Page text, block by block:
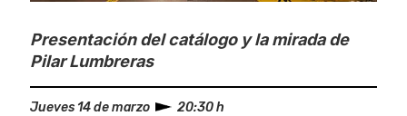
Presentación del catálogo y la mirada de
Pilar Lumbreras
Jueves 14 de marzo
20:30 h